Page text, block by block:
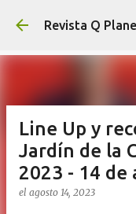
Ir al
Line Up y
Jardín de la
2023 - 14 de
el agosto 14, 2023